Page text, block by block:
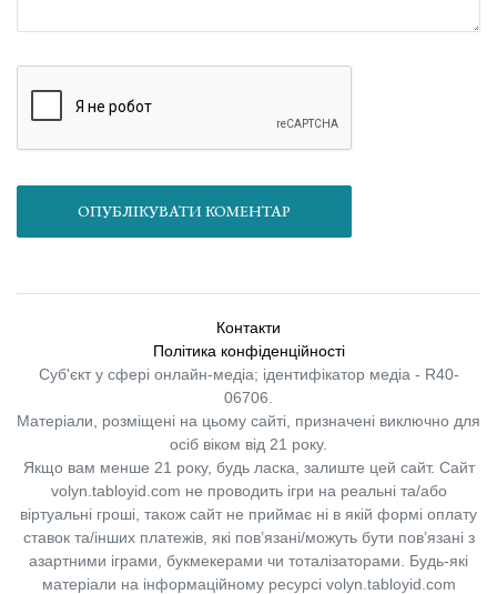
ОПУБЛІКУВАТИ КОМЕНТАР
Контакти
Політика конфіденційності
Суб'єкт у сфері онлайн-медіа; ідентифікатор медіа - R40-
06706.
Матеріали, розміщені на цьому сайті, призначені виключно для
осіб віком від 21 року.
Якщо вам менше 21 року, будь ласка, залиште цей сайт. Сайт
volyn.tabloyid.com не проводить ігри на реальні та/або
віртуальні гроші, також сайт не приймає ні в якій формі оплату
ставок та/інших платежів, які пов’язані/можуть бути пов’язані з
азартними іграми, букмекерами чи тоталізаторами. Будь-які
матеріали на інформаційному ресурсі volyn.tabloyid.com